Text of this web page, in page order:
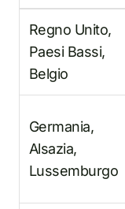
Regno Unito,
Paesi Bassi,
Belgio
Germania,
Alsazia,
Lussemburgo